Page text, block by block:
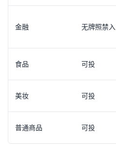
金融 无牌照禁入
食品 可投
美妆 可投
普通商品 可投